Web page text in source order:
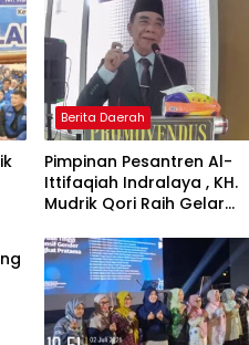
Berita Daerah
Pimpinan Pesantren Al-
Ittifaqiah Indralaya , KH.
Mudrik Qori Raih Gelar
Model Pembelajaran
Nagham Al-Qur’an di UMM